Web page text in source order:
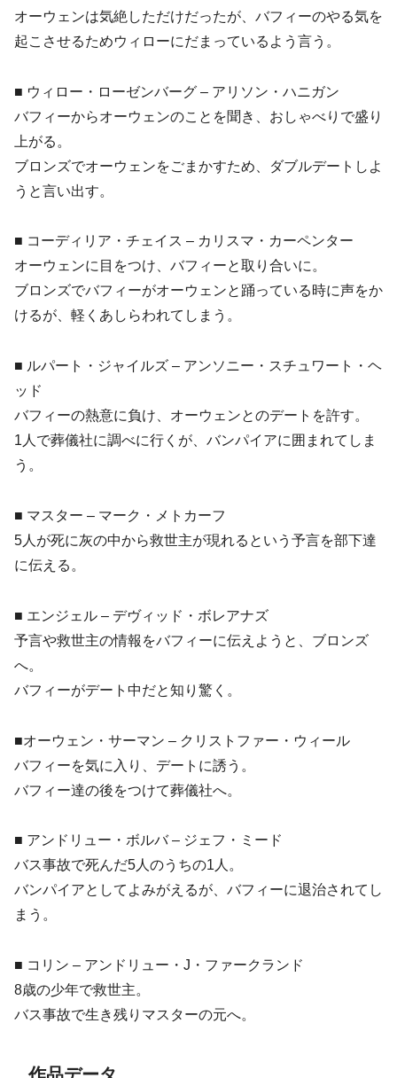
オーウェンは気絶しただけだったが、バフィーのやる気を
起こさせるためウィローにだまっているよう言う。
■ ウィロー・ローゼンバーグ – アリソン・ハニガン
バフィーからオーウェンのことを聞き、おしゃべりで盛り
上がる。
ブロンズでオーウェンをごまかすため、ダブルデートしよ
うと言い出す。
■ コーディリア・チェイス – カリスマ・カーペンター
オーウェンに目をつけ、バフィーと取り合いに。
ブロンズでバフィーがオーウェンと踊っている時に声をか
けるが、軽くあしらわれてしまう。
■ ルパート・ジャイルズ – アンソニー・スチュワート・ヘ
ッド
バフィーの熱意に負け、オーウェンとのデートを許す。
1人で葬儀社に調べに行くが、バンパイアに囲まれてしま
う。
■ マスター – マーク・メトカーフ
5人が死に灰の中から救世主が現れるという予言を部下達
に伝える。
■ エンジェル – デヴィッド・ボレアナズ
予言や救世主の情報をバフィーに伝えようと、ブロンズ
へ。
バフィーがデート中だと知り驚く。
■オーウェン・サーマン – クリストファー・ウィール
バフィーを気に入り、デートに誘う。
バフィー達の後をつけて葬儀社へ。
■ アンドリュー・ボルバ – ジェフ・ミード
バス事故で死んだ5人のうちの1人。
バンパイアとしてよみがえるが、バフィーに退治されてし
まう。
■ コリン – アンドリュー・J・ファークランド
8歳の少年で救世主。
バス事故で生き残りマスターの元へ。